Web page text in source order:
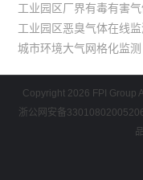
工业园区厂界有毒有害
工业园区恶臭气体在线监
城市环境大气网格化监测
Copyright 2026 FPI Group
浙公网安备